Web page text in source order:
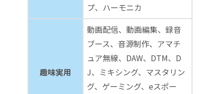
プ、ハーモニカ
趣味実用
動画配信、動画編集、録音
ブース、音源制作、アマチ
ュア無線、DAW、DTM、D
J、ミキシング、マスタリン
グ、ゲーミング、eスポー